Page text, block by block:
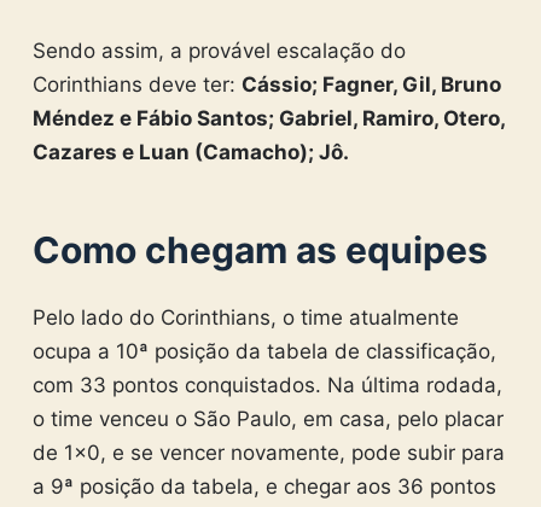
Sendo assim, a provável escalação do
Corinthians deve ter: Cássio; Fagner, Gil, Bruno
Méndez e Fábio Santos; Gabriel, Ramiro, Otero,
Cazares e Luan (Camacho); Jô.
Como chegam as equipes
Pelo lado do Corinthians, o time atualmente
ocupa a 10ª posição da tabela de classificação,
com 33 pontos conquistados. Na última rodada,
o time venceu o São Paulo, em casa, pelo placar
de 1×0, e se vencer novamente, pode subir para
a 9ª posição da tabela, e chegar aos 36 pontos